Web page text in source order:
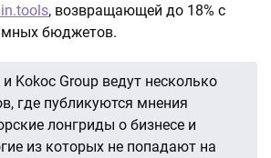
, возвращающей до 18% с
бюджетов.
Kokoc Group ведут несколько
где публикуются мнения
лонгриды о бизнесе и
из которых не попадают на